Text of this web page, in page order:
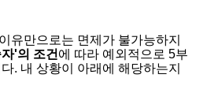
유만으로는 면제가 불가능하지
'의 조건에 따라 예외적으로 5부
. 내 상황이 아래에 해당하는지